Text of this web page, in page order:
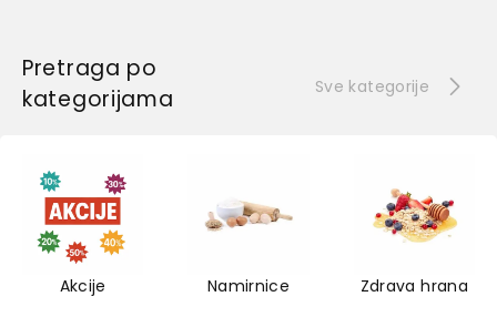
Pretraga po
kategorijama
Sve kategorije
Akcije Namirnice Zdrava hrana